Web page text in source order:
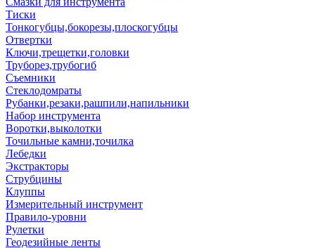
Тиски
Тонкогубцы,бокорезы,плоскогубцы
Отвертки
Ключи,трещетки,головки
Труборез,трубогиб
Съемники
Стеклодомраты
Рубанки,резаки,рашпили,напильники
Набор инструмента
Воротки,выколотки
Точильные камни,точилка
Лебедки
Экстракторы
Струбцины
Клуппы
Измерительный инструмент
Правило-уровни
Рулетки
Геодезийные ленты